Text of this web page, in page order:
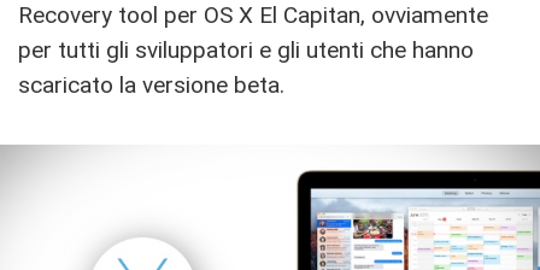
Recovery tool per OS X El Capitan, ovviamente
per tutti gli sviluppatori e gli utenti che hanno
scaricato la versione beta.